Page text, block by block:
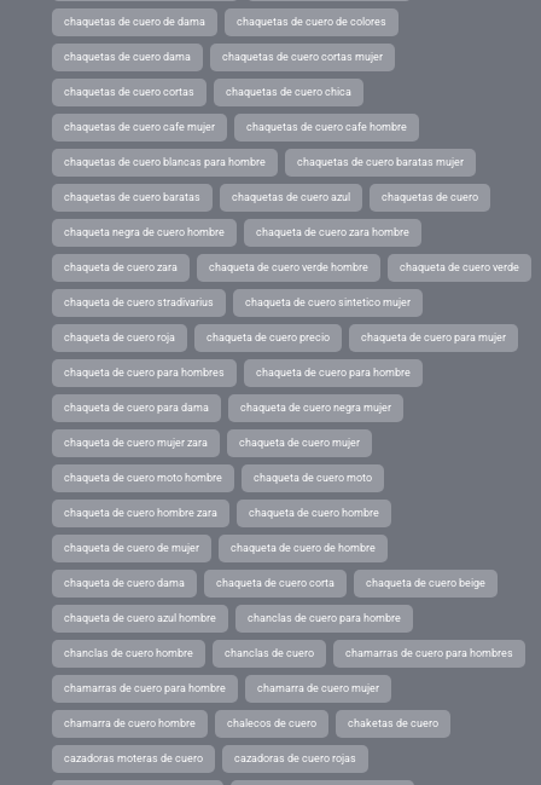
chaquetas de cuero de dama chaquetas de cuero de colores
chaquetas de cuero dama chaquetas de cuero cortas mujer
chaquetas de cuero cortas chaquetas de cuero chica
chaquetas de cuero cafe mujer chaquetas de cuero cafe hombre
chaquetas de cuero blancas para hombre chaquetas de cuero baratas mujer
chaquetas de cuero baratas chaquetas de cuero azul chaquetas de cuero
chaqueta negra de cuero hombre chaqueta de cuero zara hombre
chaqueta de cuero zara chaqueta de cuero verde hombre chaqueta de cuero verde
chaqueta de cuero stradivarius chaqueta de cuero sintetico mujer
chaqueta de cuero roja chaqueta de cuero precio chaqueta de cuero para mujer
chaqueta de cuero para hombres chaqueta de cuero para hombre
chaqueta de cuero para dama chaqueta de cuero negra mujer
chaqueta de cuero mujer zara chaqueta de cuero mujer
chaqueta de cuero moto hombre chaqueta de cuero moto
chaqueta de cuero hombre zara chaqueta de cuero hombre
chaqueta de cuero de mujer chaqueta de cuero de hombre
chaqueta de cuero dama chaqueta de cuero corta chaqueta de cuero beige
chaqueta de cuero azul hombre chanclas de cuero para hombre
chanclas de cuero hombre chanclas de cuero chamarras de cuero para hombres
chamarras de cuero para hombre chamarra de cuero mujer
chamarra de cuero hombre chalecos de cuero chaketas de cuero
cazadoras moteras de cuero cazadoras de cuero rojas